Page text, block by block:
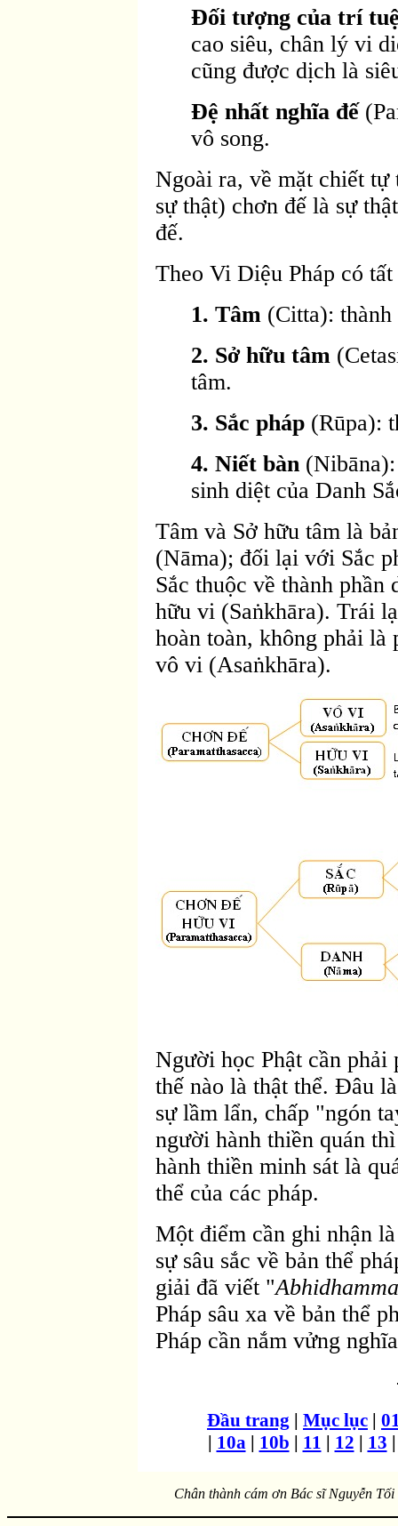
Ðối tượng của trí
cao siêu, chân lý vi
cũng được dịch là
Ðệ nhất nghĩa đế
vô song.
Ngoài ra, về mặt chiết tự
sự thật) chơn đế là sự
đế.
Theo Vi Diệu Pháp có
1. Tâm (Citta): thành
2. Sở hữu tâm
tâm.
3. Sắc pháp (Rūpa):
4. Niết bàn
sinh diệt của Danh
Tâm và Sở hữu tâm là
(Nāma); đối lại với Sắc
Sắc thuộc về thành
hữu vi (Saṅkhāra). Trái
hoàn toàn, không phải là
vô vi (Asaṅkhāra).
Người học Phật cần phải
thế nào là thật thể. Ðâu
sự lầm lẩn, chấp "ngón
người hành thiền quán
hành thiền minh sát là
thể của các pháp.
Một điểm cần ghi nhận
sự sâu sắc về bản thể
giải đã viết "
Pháp sâu xa về bản thể
Pháp cần nắm vửng
Ðầu trang | Mục lục |
| 10a| 10b | 11 | 12 | 13
Chân thành cám ơn Bác sĩ Nguyễn